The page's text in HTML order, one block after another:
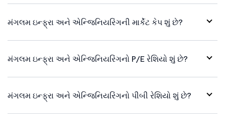
મંગલમ ઇન્ફ્રા અને એન્જિનિયરિંગની માર્કેટ કેપ શું છે?
મંગલમ ઇન્ફ્રા અને એન્જિનિયરિંગનો P/E રેશિયો શું છે?
મંગલમ ઇન્ફ્રા અને એન્જિનિયરિંગનો પીબી રેશિયો શું છે?